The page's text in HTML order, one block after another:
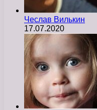
Чеслав Вилькин
17.07.2020